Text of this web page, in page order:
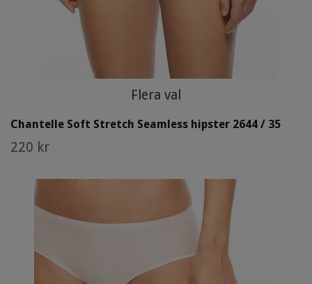
Flera val
Chantelle Soft Stretch Seamless hipster 2644 / 35
220 kr